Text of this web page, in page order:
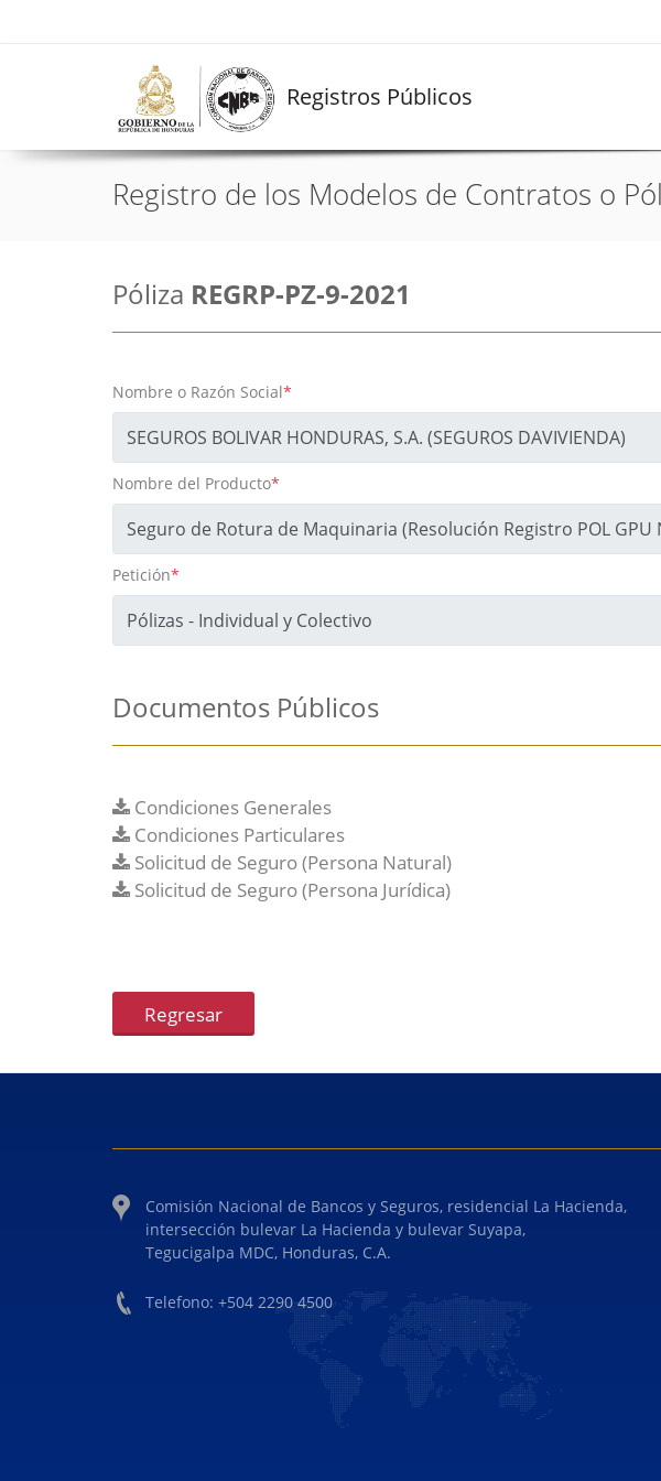
Registros Públicos
Registro de los Modelos de Contratos o
Póliza REGRP-PZ-9-2021
Nombre o Razón Social*
Nombre del Producto*
Petición*
Documentos Públicos
Condiciones Generales
Condiciones Particulares
Solicitud de Seguro (Persona Natural)
Solicitud de Seguro (Persona Jurídica)
Regresar
Comisión Nacional de Bancos y Seguros, residencial La Hacienda,
intersección bulevar La Hacienda y bulevar Suyapa,
Tegucigalpa MDC, Honduras, C.A.
Telefono: +504 2290 4500